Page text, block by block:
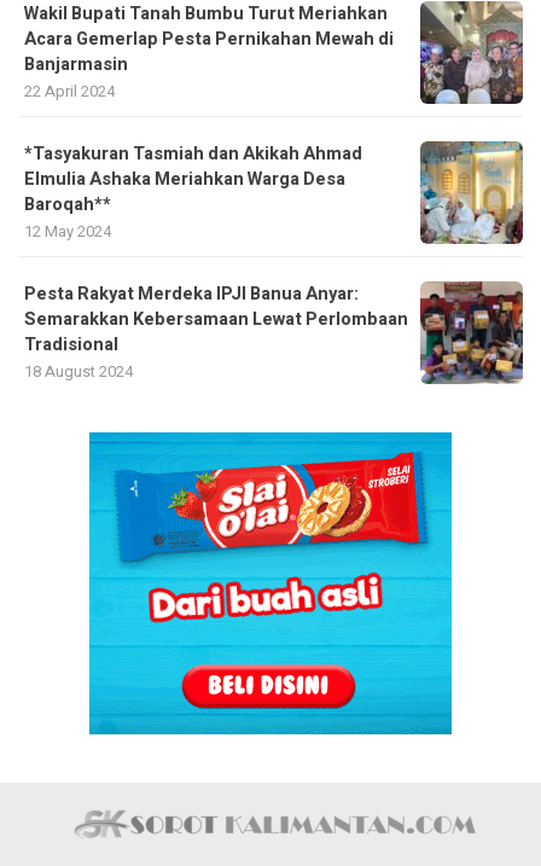
Wakil Bupati Tanah Bumbu Turut Meriahkan
Acara Gemerlap Pesta Pernikahan Mewah di
Banjarmasin
22 April 2024
*Tasyakuran Tasmiah dan Akikah Ahmad
Elmulia Ashaka Meriahkan Warga Desa
Baroqah**
12 May 2024
Pesta Rakyat Merdeka IPJI Banua Anyar:
Semarakkan Kebersamaan Lewat Perlombaan
Tradisional
18 August 2024